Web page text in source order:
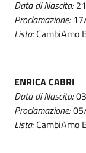
Data di Nascita:
Proclamazione:
Lista:CambiAmo
ENRICA CABRI
Data di Nascita:
Proclamazione:
Lista:CambiAmo